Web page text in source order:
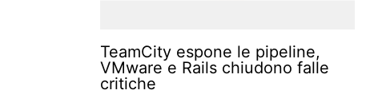
TeamCity espone le pipeline,
VMware e Rails chiudono falle
critiche